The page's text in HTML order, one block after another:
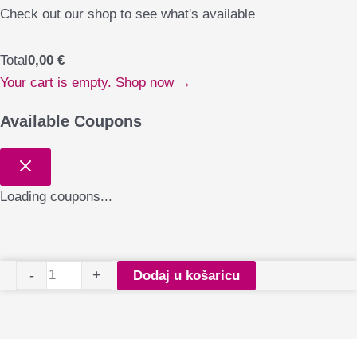
Check out our shop to see what's available
Total0,00 €
Your cart is empty. Shop now →
Available Coupons
Loading coupons...
-
Staleks
Expert
+ Dodaj u košaricu